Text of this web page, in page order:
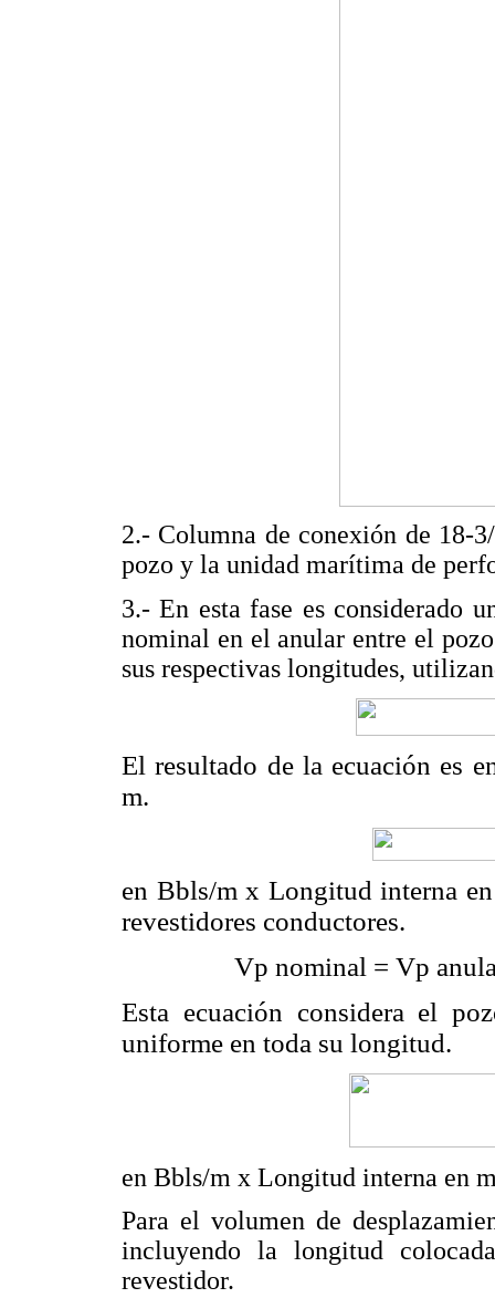
2.- Columna de conexión de 18-
pozo y la unidad marítima de
3.- En esta fase es considerado
nominal en el anular entre el
sus respectivas longitudes,
El resultado de la ecuación es
m.
en Bbls/m x Longitud interna
revestidores conductores.
Vp nominal = Vp
Esta ecuación considera el
uniforme en toda su longitud.
en Bbls/m x Longitud interna en
Para el volumen de
incluyendo la longitud
revestidor.